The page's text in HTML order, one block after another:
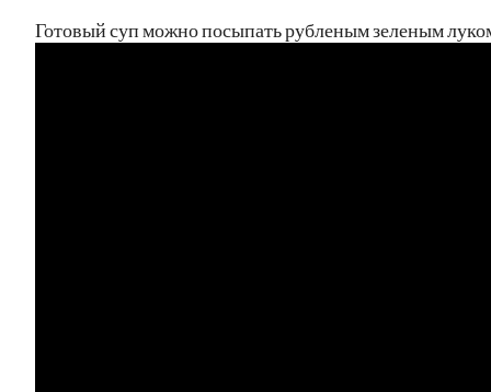
Готовый суп можно посыпать рубленым зеленым